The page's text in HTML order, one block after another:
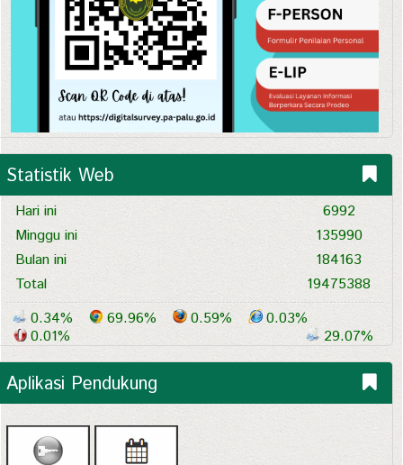
Statistik Web
Hari ini
Minggu ini
Bulan ini
Total
6992
135990
184163
19475388
0.34%
69.96% 0.59%
0.03%
0.01%
29.07%
Aplikasi Pendukung